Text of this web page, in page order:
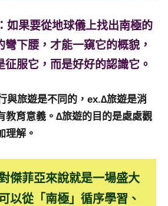
如果要從地球儀上找出南極的
下腰，才能一窺它的概貌，
征服它，而是好好的認識它。
與旅遊是不同的，ex.∆旅遊是消
教育意義。∆旅遊的目的是處處觀
理解。
傑菲亞來說就是一場盛大
以從「南極」循序學習、